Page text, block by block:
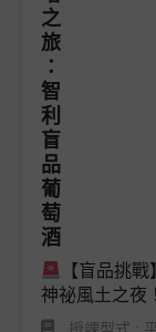
【盲品挑
神祕風土之夜！